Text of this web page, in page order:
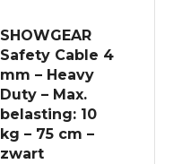
SHOWGEAR
Safety Cable 4
mm – Heavy
Duty – Max.
belasting: 10
kg – 75 cm –
zwart